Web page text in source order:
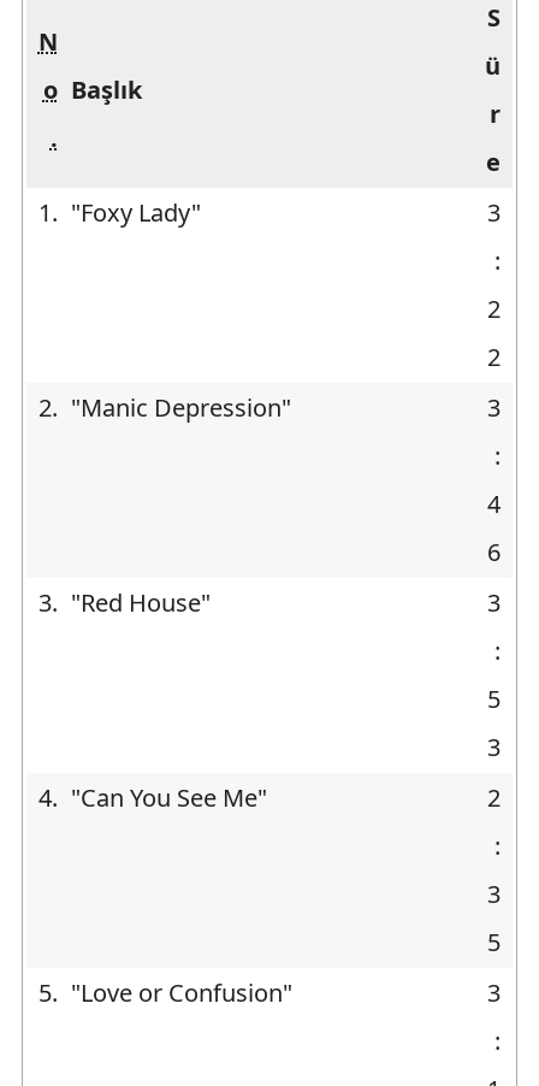
N
o
.
Başlık
S
ü
r
e
1. "Foxy Lady"
3
:
2
2
2. "Manic Depression"
3
:
4
6
3. "Red House"
3
:
5
3
4. "Can You See Me"
2
:
3
5
5. "Love or Confusion"
3
: